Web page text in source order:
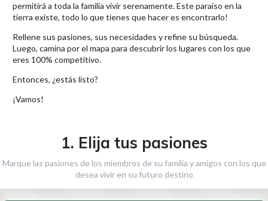
permitirá a toda la familia vivir serenamente. Este paraíso en la
tierra existe, todo lo que tienes que hacer es encontrarlo!
Rellene sus pasiones, sus necesidades y refine su búsqueda.
Luego, camina por el mapa para descubrir los lugares con los que
eres 100% competitivo.
Entonces, ¿estás listo?
¡Vamos!
1. Elija tus pasiones
Marque las pasiones de los miembros de su familia y amigos con los que
desea vivir en su futuro destino